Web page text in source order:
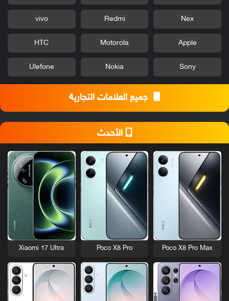
Nex
Redmi
vivo
Apple
Motorola
HTC
Sony
Nokia
Ulefone
جميع العلامات التجارية
الأحدث
Poco X8 Pro Max
Poco X8 Pro
Xiaomi 17 Ultra